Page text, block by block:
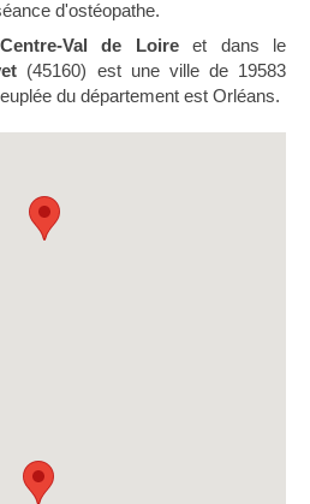
d'ostéopathe.
Centre-Val de Loireet dans le
(45160) est une ville de 19583
du département est Orléans.